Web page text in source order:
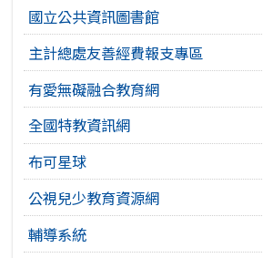
國立公共資訊圖書館
主計總處友善經費報支專區
有愛無礙融合教育網
全國特教資訊網
布可星球
公視兒少教育資源網
輔導系統